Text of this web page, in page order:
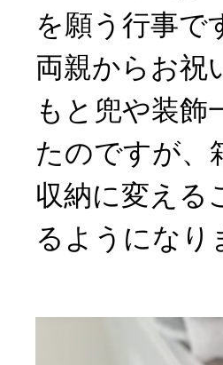
を願う行事で
両親からお祝
もと兜や装飾
たのですが、
収納に変える
るようになり